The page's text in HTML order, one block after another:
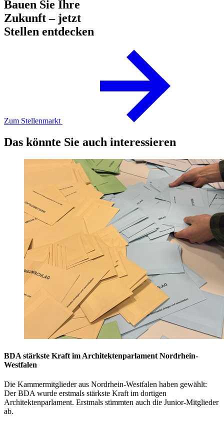
Bauen Sie Ihre
Zukunft – jetzt
Stellen entdecken
Zum Stellenmarkt
Das könnte Sie auch interessieren
BDA stärkste Kraft im Architektenparlament Nordrhein-
Westfalen
Die Kammermitglieder aus Nordrhein-Westfalen haben gewählt:
Der BDA wurde erstmals stärkste Kraft im dortigen
Architektenparlament. Erstmals stimmten auch die Junior-Mitglieder
ab.